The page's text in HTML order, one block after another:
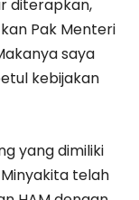
diterapkan,
Pak Menteri
saya
kebijakan
yang dimiliki
telah